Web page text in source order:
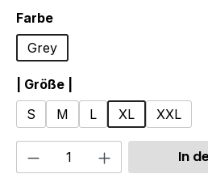
Farbeauswählen
Grey
| Größe |
S
M L XL XXL
Produkt Anzahl: Gib
In